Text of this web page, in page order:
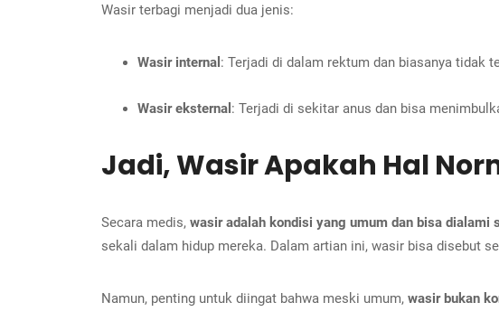
Wasir terbagi menjadi dua jenis:
Wasir internal : Terjadi di dalam rektum dan biasanya tidak
Wasir eksternal : Terjadi di sekitar anus dan bisa
Jadi, Wasir Apakah Hal
Secara medis, wasir adalah kondisi yang umum dan bisa dialami
sekali dalam hidup mereka. Dalam artian ini, wasir bisa disebut
Namun, penting untuk diingat bahwa meski umum, wasir bukan